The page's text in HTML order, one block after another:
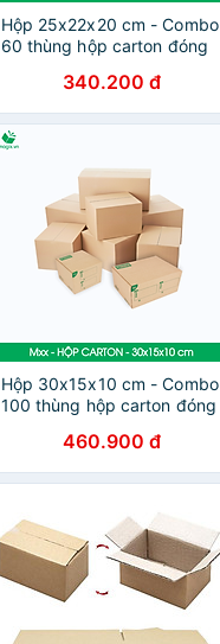
Hộp 25x22x20 cm - Combo
60 thùng hộp carton đóng
340.200 đ
Hộp 30x15x10 cm - Combo
100 thùng hộp carton đóng
460.900 đ